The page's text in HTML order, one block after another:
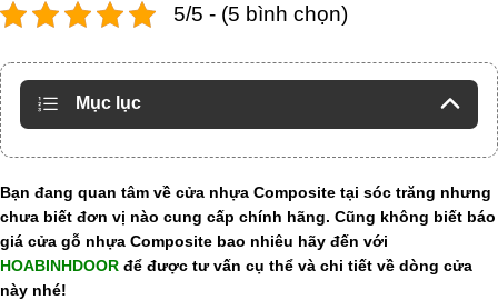
5/5 - (5 bình chọn)
Mục lục
Bạn đang quan tâm về cửa nhựa Composite tại sóc trăng nhưng
chưa biết đơn vị nào cung cấp chính hãng. Cũng không biết báo
giá cửa gỗ nhựa Composite bao nhiêu hãy đến với
HOABINHDOOR để được tư vấn cụ thể và chi tiết về dòng cửa
này nhé!